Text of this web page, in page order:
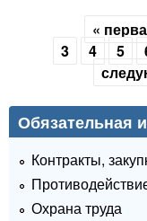
Страницы
«
3
4 5
Обязательная
Контракты,
Охрана труда